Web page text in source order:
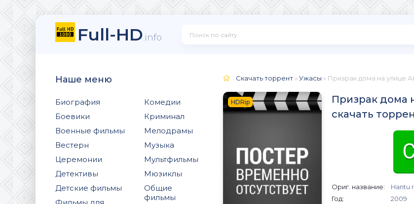
Full-HD.info
Наше меню
Биография
Боевики
Военные фильмы
Вестерн
Церемонии
Детективы
Детские фильмы
Комедии
Криминал
Мелодрамы
Музыка
Мультфильмы
Мюзиклы
Общие
фильмы
Скачать торрент »Ужасы » Призрак дома на улице
HDRip
Призрак дома
скачать
Ориг. название:
Hantu
Год:
2009